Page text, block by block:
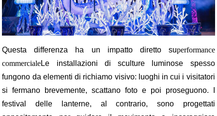
Questa differenza ha un impatto diretto superformance
commercialeLe installazioni di sculture luminose spesso
fungono da elementi di richiamo visivo: luoghi in cui i visitatori
si fermano brevemente, scattano foto e poi proseguono. I
festival delle lanterne, al contrario, sono progettati